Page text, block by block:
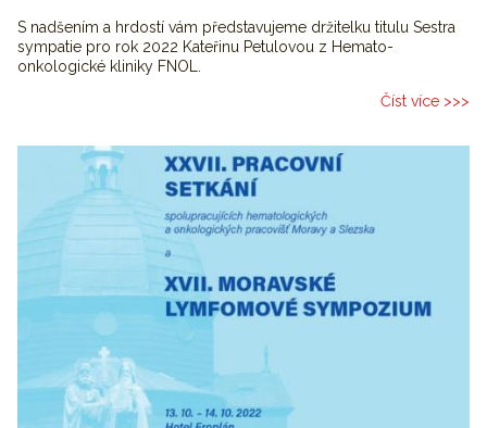
S nadšením a hrdostí vám představujeme držitelku titulu Sestra
sympatie pro rok 2022 Kateřinu Petulovou z Hemato-
onkologické kliniky FNOL.
Číst více >>>